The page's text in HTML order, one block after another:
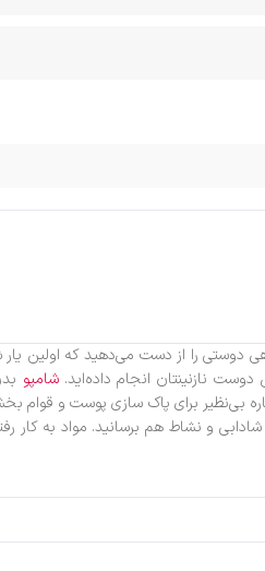
عملا همراهی دوستی را از دست می‌دهید
نازنینتان انجام داده‌اید.شامپو
برای پاک سازی پوست و قوام
شادابی و نشاط هم برسانید. مواد به